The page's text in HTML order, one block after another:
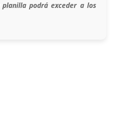
podrá exceder a los